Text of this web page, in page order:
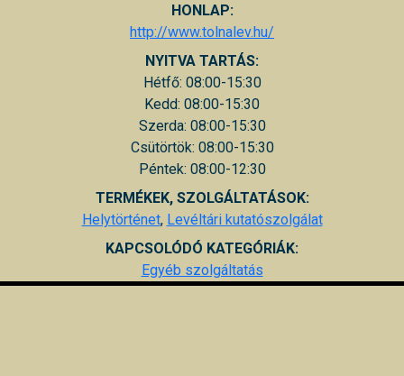
HONLAP:
http://www.tolnalev.hu/
NYITVA TARTÁS:
Hétfő: 08:00-15:30
Kedd: 08:00-15:30
Szerda: 08:00-15:30
Csütörtök: 08:00-15:30
Péntek: 08:00-12:30
TERMÉKEK, SZOLGÁLTATÁSOK:
Helytörténet, Levéltári kutatószolgálat
KAPCSOLÓDÓ KATEGÓRIÁK:
Egyéb szolgáltatás